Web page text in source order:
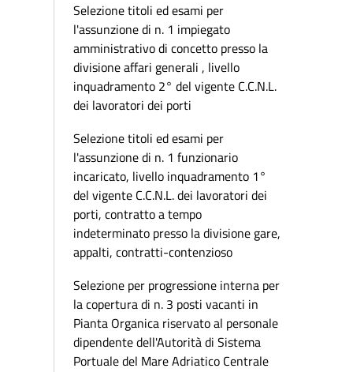
Selezione titoli ed esami per
l'assunzione di n. 1 impiegato
amministrativo di concetto presso la
divisione affari generali , livello
inquadramento 2° del vigente C.C.N.L.
dei lavoratori dei porti
Selezione titoli ed esami per
l'assunzione di n. 1 funzionario
incaricato, livello inquadramento 1°
del vigente C.C.N.L. dei lavoratori dei
porti, contratto a tempo
indeterminato presso la divisione gare,
appalti, contratti-contenzioso
Selezione per progressione interna per
la copertura di n. 3 posti vacanti in
Pianta Organica riservato al personale
dipendente dell'Autorità di Sistema
Portuale del Mare Adriatico Centrale